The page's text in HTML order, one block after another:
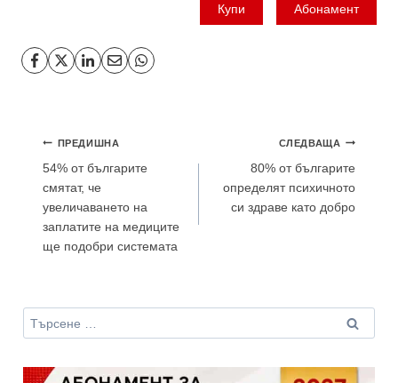
Купи Абонамент
Навигация
ПРЕДИШНА
54% от българите
смятат, че
увеличаването на
заплатите на медиците
ще подобри системата
СЛЕДВАЩА
80% от българите
определят психичното
си здраве като добро
Търсене
за: